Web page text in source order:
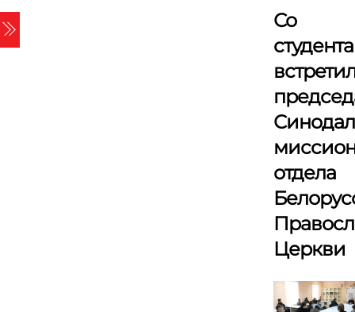
Skip
to
content
Со
отдела
Церкви